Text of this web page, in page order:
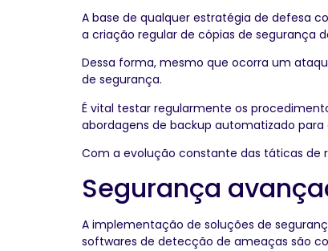
A base de qualquer estratégia de defesa
a criação regular de cópias de segurança
Dessa forma, mesmo que ocorra um
de segurança.
É vital testar regularmente os
abordagens de backup automatizado
Com a evolução constante das táticas de
Segurança
A implementação de soluções de
softwares de detecção de ameaças são